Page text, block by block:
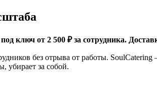
ключ от 2 500 ₽ за сотрудника.
без отрыва от работы.
убирает за собой.